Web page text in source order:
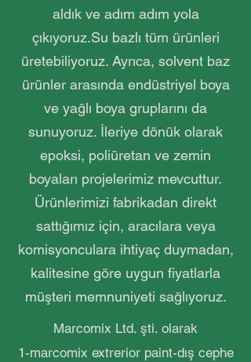
aldık ve adım adım yola
çıkıyoruz.Su bazlı tüm ürünleri
üretebiliyoruz. Ayrıca, solvent baz
ürünler arasında endüstriyel boya
ve yağlı boya gruplarını da
sunuyoruz. İleriye dönük olarak
epoksi, poliüretan ve zemin
boyaları projelerimiz mevcuttur.
Ürünlerimizi fabrikadan direkt
sattığımız için, aracılara veya
komisyonculara ihtiyaç duymadan,
kalitesine göre uygun fiyatlarla
müşteri memnuniyeti sağlıyoruz.
Marcomix Ltd. şti. olarak
1-marcomix extrerior paint-dış cephe